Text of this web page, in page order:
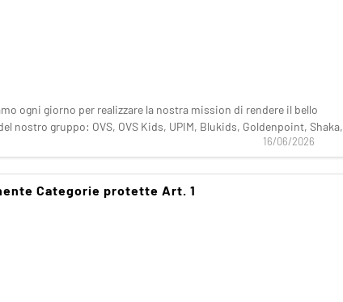
ogni giorno per realizzare la nostra mission di rendere il bello
gruppo: OVS, OVS Kids, UPIM, Blukids, Goldenpoint, Shaka,
16/06/2026
Categorie protette Art. 1